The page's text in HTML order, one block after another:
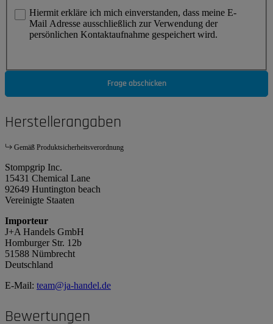
Hiermit erkläre ich mich einverstanden, dass meine E-
Mail Adresse ausschließlich zur Verwendung der
persönlichen Kontaktaufnahme gespeichert wird.
Frage abschicken
Herstellerangaben
Gemäß Produktsicherheitsverordnung
Stompgrip Inc.
15431 Chemical Lane
92649 Huntington beach
Vereinigte Staaten
Importeur
J+A Handels GmbH
Homburger Str. 12b
51588 Nümbrecht
Deutschland
E-Mail: team@ja-handel.de
Bewertungen